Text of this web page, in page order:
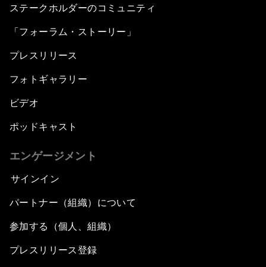
ステークホルダーのコミュニティ
「フォーラム・ストーリー」
プレスリリース
フォトギャラリー
ビデオ
ポッドキャスト
エンゲージメント
サインイン
パートナー（組織）について
参加する（個人、組織）
プレスリリース登録